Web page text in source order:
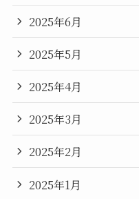
2025年6月
2025年5月
2025年4月
2025年3月
2025年2月
2025年1月